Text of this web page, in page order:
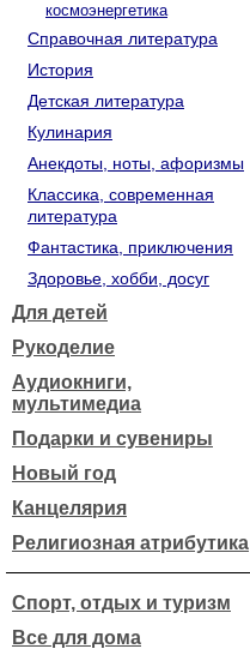
космоэнергетика
Справочная литература
История
Детская литература
Кулинария
Анекдоты, ноты, афоризмы
Классика, современная
литература
Фантастика, приключения
Здоровье, хобби, досуг
Для детей
Рукоделие
Аудиокниги,
мультимедиа
Подарки и сувениры
Новый год
Канцелярия
Религиозная атрибутика
Спорт, отдых и туризм
Все для дома